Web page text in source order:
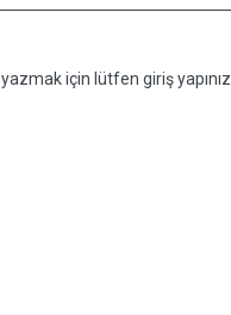
için lütfen giriş yapınız.